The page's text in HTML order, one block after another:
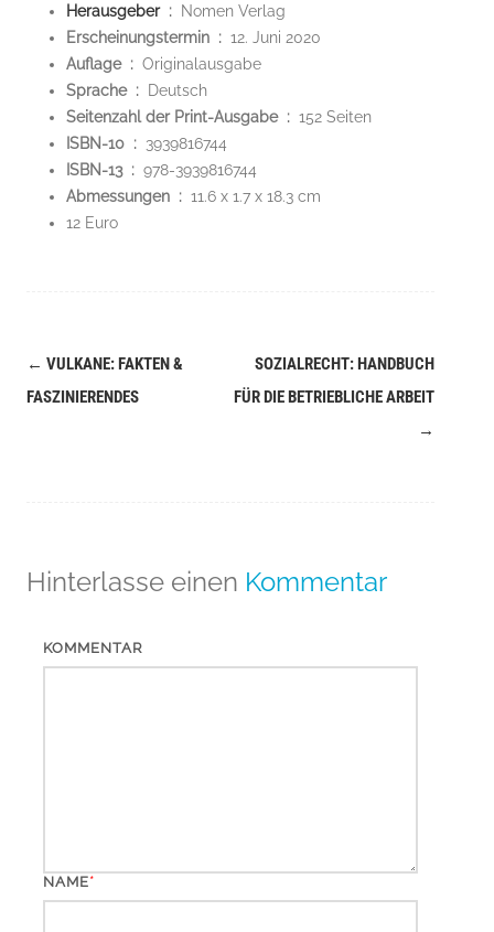
Herausgeber ‏ : ‎
Nomen Verlag
Erscheinungstermin ‏ : ‎ 12. Juni 2020
Auflage ‏ : ‎ Originalausgabe
Sprache ‏ : ‎
Deutsch
Seitenzahl der Print-Ausgabe ‏ : ‎ 152 Seiten
ISBN-10 ‏ : ‎ 3939816744
ISBN-13 ‏ : ‎ 978-3939816744
Abmessungen ‏ : ‎ 11.6 x 1.7 x 18.3 cm
12 Euro
Navigation
← VULKANE: FAKTEN &
FASZINIERENDES
SOZIALRECHT: HANDBUCH
FÜR DIE BETRIEBLICHE ARBEIT
→
Hinterlasse einen Kommentar
KOMMENTAR
NAME*